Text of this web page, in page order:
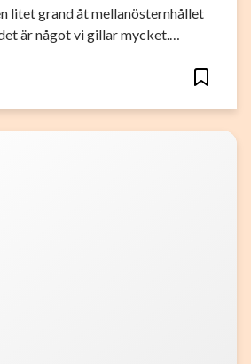
litet grand åt mellanösternhållet
är något vi gillar mycket.…